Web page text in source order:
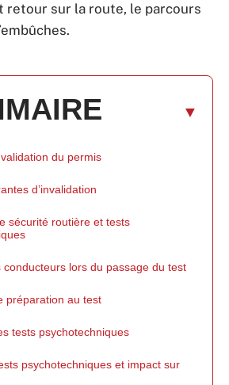
retour sur la route, le parcours
du permis
d’invalidation
sécurité routière et tests
conducteurs lors du passage du test
préparation au test
tests psychotechniques
psychotechniques et impact sur